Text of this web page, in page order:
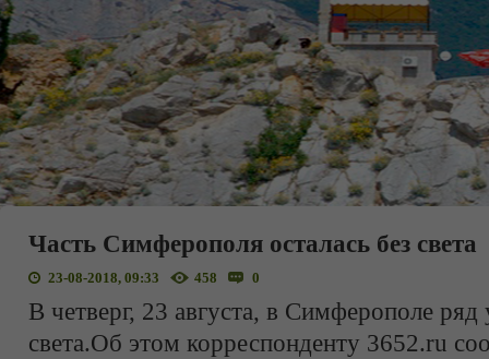
Часть Симферополя осталась без света
23-08-2018, 09:33 458 0
В четверг, 23 августа, в Симферополе ряд
света.Об этом корреспонденту 3652.ru